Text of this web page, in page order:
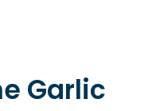
Garlic